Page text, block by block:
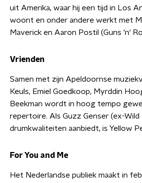
uit Amerika, waar hij een tijd in Los
woont en onder andere werkt met
Maverick en Aaron Postil (Guns 'n'
Vrienden
Samen met zijn Apeldoornse
Keuls, Emiel Goedkoop, Myrddin
Beekman wordt in hoog tempo
repertoire. Als Guzz Genser (ex-Wild
drumkwaliteiten aanbiedt, is Yellow
For You and Me
Het Nederlandse publiek maakt in